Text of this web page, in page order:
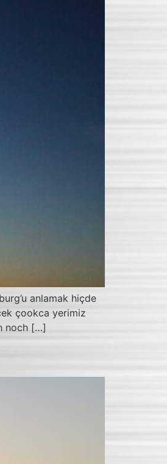
anlamak hiçde
çookca yerimiz
noch […]